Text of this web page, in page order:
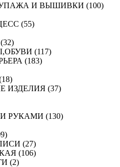
И ВЫШИВКИ (100)
(55)
(117)
(183)
ИЗДЕЛИЯ (37)
РУКАМИ (130)
(27)
(106)
(2)